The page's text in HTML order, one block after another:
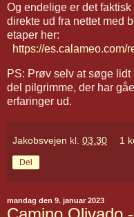
Og endelige er det
direkte ud fra nettet med
etaper her:
https://es.calameo.com/
PS: Prøv selv at søge
del pilgrimme, der har
erfaringer ud.
Jakobsvejen kl. 03.30 1
Del
mandag den 9. januar 2023